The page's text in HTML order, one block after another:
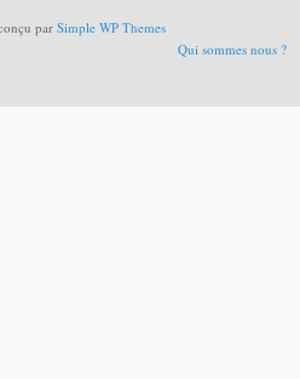
par Simple WP Themes
Qui sommes nous ?